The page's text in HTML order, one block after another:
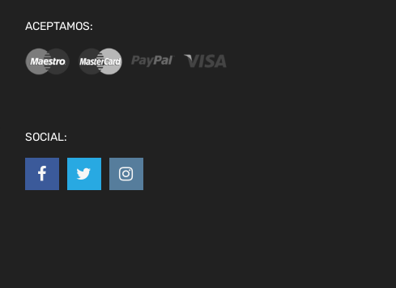
ACEPTAMOS:
SOCIAL: